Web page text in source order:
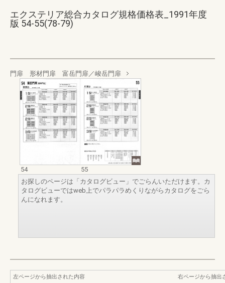
エクステリア総合カタログ規格価格表_1991年度
版 54-55(78-79)
門扉 形材門扉 富岳門扉／峻岳門扉
54
55
お探しのページは「カタログビュー」でごらんいただけます。カ
タログビューではweb上でパラパラめくりながらカタログをごら
んになれます。
左ページから抽出された内容
右ページから抽出